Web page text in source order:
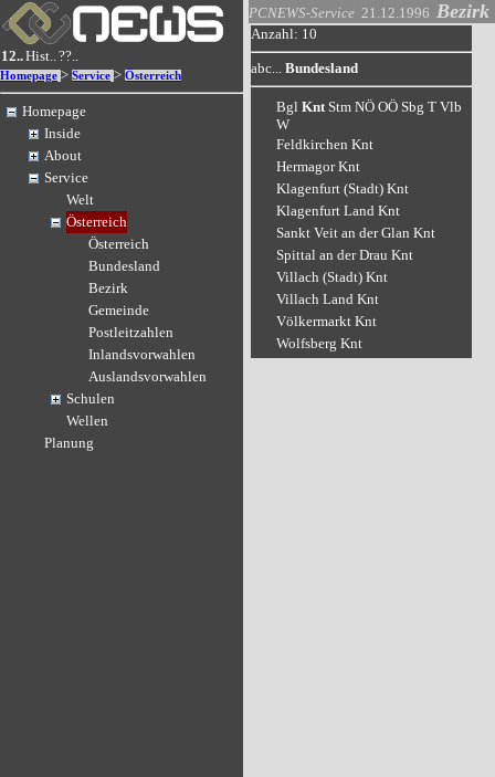
12..Hist..??..
Homepage > Service > Österreich
Homepage
Inside
About
Service
Welt
Österreich
Österreich
Bundesland
Bezirk
Gemeinde
Postleitzahlen
Inlandsvorwahlen
Auslandsvorwahlen
Schulen
Wellen
Planung
PCNEWS-Service 21.12.1996 Bezirk
Anzahl: 10
abc... Bundesland
Bgl Knt Stm NÖ OÖ Sbg T Vlb
W
Feldkirchen Knt
Hermagor Knt
Klagenfurt (Stadt) Knt
Klagenfurt Land Knt
Sankt Veit an der Glan Knt
Spittal an der Drau Knt
Villach (Stadt) Knt
Villach Land Knt
Völkermarkt Knt
Wolfsberg Knt